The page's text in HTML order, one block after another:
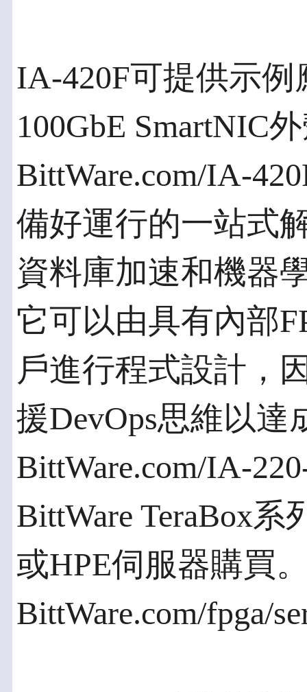
IA-420F可提供示
100GbE SmartNIC
BittWare.com/IA-
備好運行的一站式
資料庫加速和機器
它可以由具有內部
戶進行程式設計，
援DevOps思維以達
BittWare.com/IA-
BittWare TeraBox
或HPE伺服器購買
BittWare.com/fpga/